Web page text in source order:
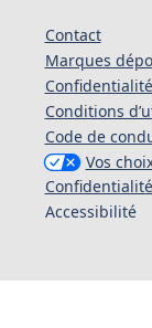
Contact
Marques
Conditions
Code de
Vos
Accessibilité